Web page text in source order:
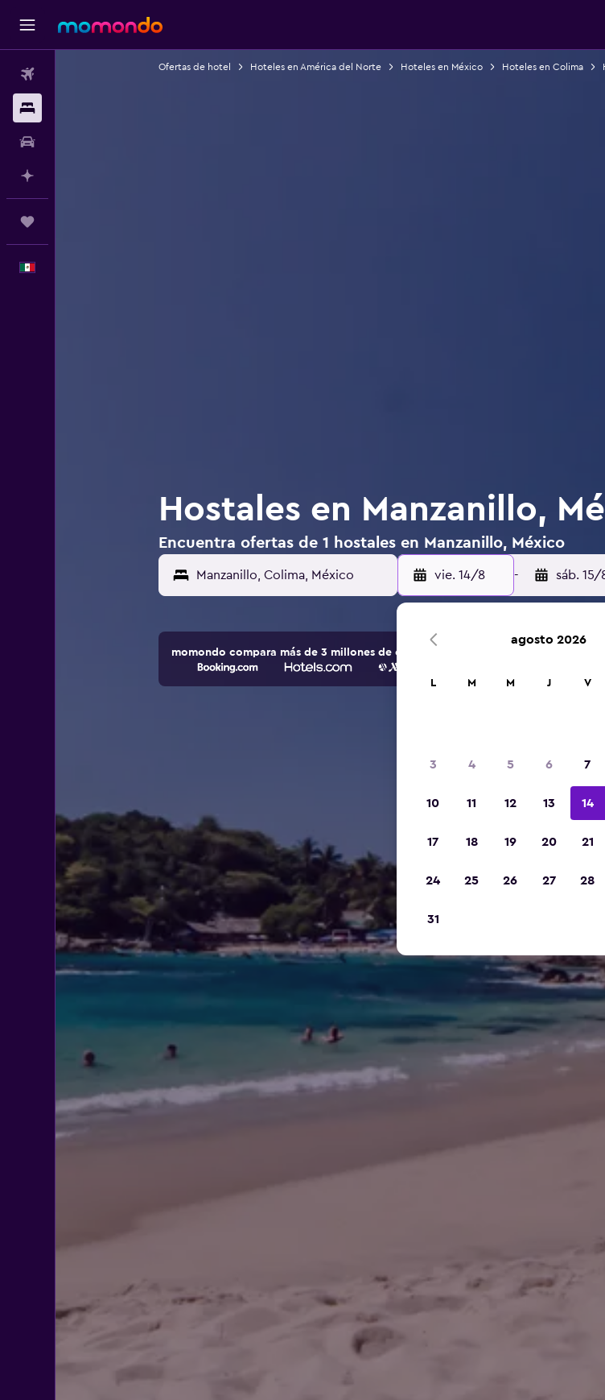
Ofertas de hotel Hoteles en América del Norte Hoteles en México Hoteles en Colima
Hostales en Manzanillo,
Encuentra ofertas de 1 hostales en Manzanillo, México
vie. 14/8 - sáb. 15/
momondo compara más de 3 millones de opciones de hoteles y alojamientos.
agosto 2026
L M M J V
3 4 5 6 7
10 11 12 13 14
17 18 19 20 21
24 25 26 27 28
31